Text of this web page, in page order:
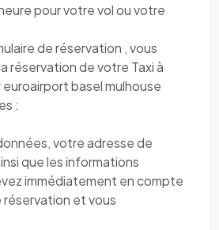
pour votre vol ou votre
de réservation , vous
réservation de votre Taxi à
basel mulhouse
:
votre adresse de
que les informations
immédiatement en compte
et vous